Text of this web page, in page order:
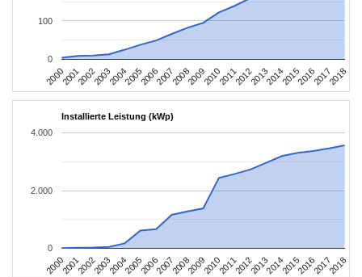
2000200120022003200420052006200720082009201020112012201320142015201620172018
0
100
Installierte Leistung (kWp)
2000200120022003200420052006200720082009201020112012201320142015201620172018
0
2.000
4.000